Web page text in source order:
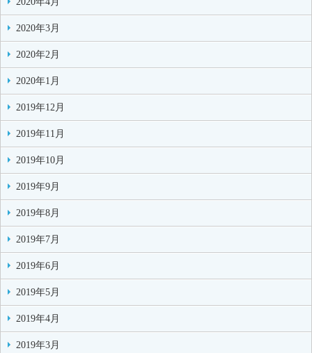
2020年3月
2020年2月
2020年1月
2019年12月
2019年11月
2019年10月
2019年9月
2019年8月
2019年7月
2019年6月
2019年5月
2019年4月
2019年3月